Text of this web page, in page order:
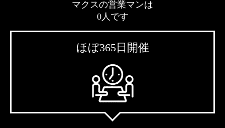
マクスの営業マンは
0人です
ほぼ365日開催